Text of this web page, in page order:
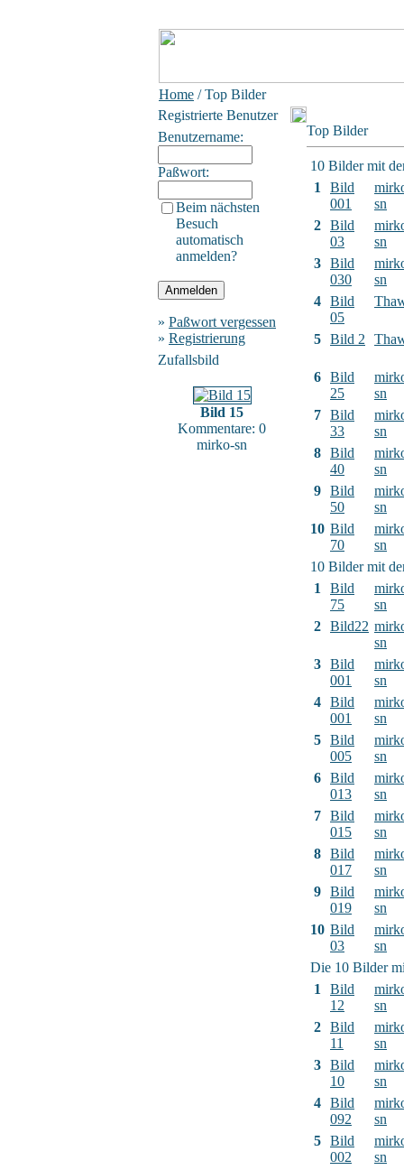
Home / Top Bilder
Registrierte Benutzer
Benutzername:
Paßwort:
Beim nächsten
Besuch
automatisch
anmelden?
» Paßwort vergessen
» Registrierung
Zufallsbild
Bild 15
Kommentare: 0
mirko-sn
Top Bilder
10 Bilder mit
1
Bild
001
sn
2 Bild
03
sn
3 Bild
030
sn
4 Bild
05
5 Bild 2
6 Bild
25
sn
7 Bild
33
sn
8 Bild
40
sn
9 Bild
50
sn
10 Bild
70
sn
10 Bilder mit
1
Bild
75
sn
2 Bild22
sn
3 Bild
001
sn
4 Bild
001
sn
5 Bild
005
sn
6 Bild
013
sn
7 Bild
015
sn
8 Bild
017
sn
9 Bild
019
sn
10 Bild
03
sn
Die 10 Bilder
1
Bild
12
sn
2 Bild
11
sn
3 Bild
10
sn
4 Bild
092
sn
5 Bild
002
sn